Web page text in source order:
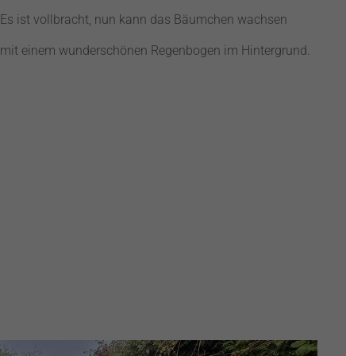
Es ist vollbracht, nun kann das Bäumchen wachsen
mit einem wunderschönen Regenbogen im Hintergrund.